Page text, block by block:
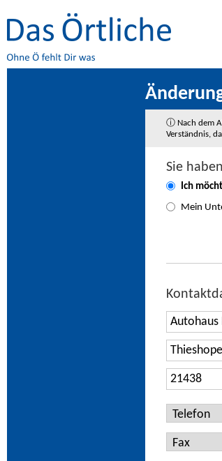
ⓘ Nach dem
Verständnis,
Sie
Ich
Mein